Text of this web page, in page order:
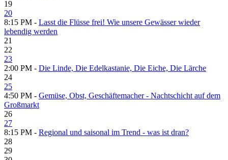
19
20
8:15 PM - Lasst die Flüsse frei! Wie unsere Gewässer wieder
lebendig werden
21
22
23
2:00 PM - Die Linde, Die Edelkastanie, Die Eiche, Die Lärche
24
25
4:50 PM - Gemüse, Obst, Geschäftemacher - Nachtschicht auf dem
Großmarkt
26
27
8:15 PM - Regional und saisonal im Trend - was ist dran?
28
29